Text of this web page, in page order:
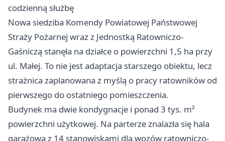
codzienną służbę
Nowa siedziba Komendy Powiatowej Państwowej
Straży Pożarnej wraz z Jednostką Ratowniczo-
Gaśniczą stanęła na działce o powierzchni 1,5 ha przy
ul. Małej. To nie jest adaptacja starszego obiektu, lecz
strażnica zaplanowana z myślą o pracy ratowników od
pierwszego do ostatniego pomieszczenia.
Budynek ma dwie kondygnacje i ponad 3 tys. m²
powierzchni użytkowej. Na parterze znalazła się hala
garażowa z 14 stanowiskami dla wozów ratowniczo-